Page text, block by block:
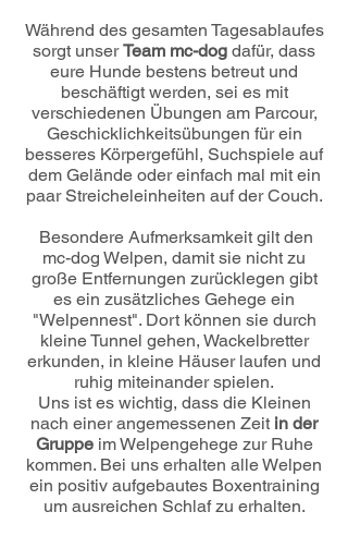
Während des gesamten Tagesablaufes
sorgt unserTeam mc-dog dafür, dass
eure Hunde bestens betreut und
beschäftigt werden, sei es mit
verschiedenen Übungen am Parcour,
Geschicklichkeitsübungen für ein
besseres Körpergefühl, Suchspiele auf
dem Gelände oder einfach mal mit ein
paar Streicheleinheiten auf der Couch.
Besondere Aufmerksamkeit gilt den
mc-dog Welpen, damit sie nicht zu
große Entfernungen zurücklegen gibt
es ein zusätzliches Gehege ein
"Welpennest". Dort können sie durch
kleine Tunnel gehen, Wackelbretter
erkunden, in kleine Häuser laufen und
ruhig miteinander spielen.
Uns ist es wichtig, dass die Kleinen
nach einer angemessenen Zeit in der
Gruppeim Welpengehege zur Ruhe
kommen. Bei uns erhalten alle Welpen
ein positiv aufgebautes Boxentraining
um ausreichen Schlaf zu erhalten.